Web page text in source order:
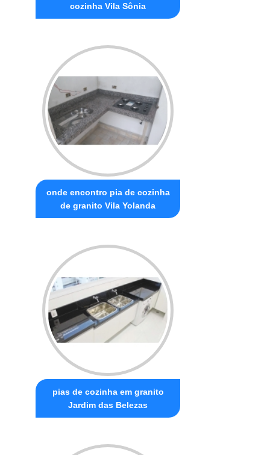
cozinha Vila Sônia
onde encontro pia de cozinha
de granito Vila Yolanda
pias de cozinha em granito
Jardim das Belezas